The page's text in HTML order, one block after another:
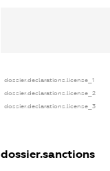
dossier.declarations.license_1
dossier.declarations.license_2
dossier.declarations.license_3
dossier.sanctions